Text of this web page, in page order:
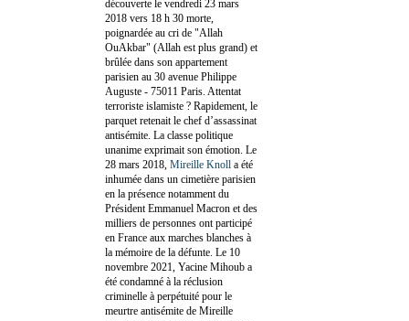
découverte le vendredi 23 mars
2018 vers 18 h 30 morte,
poignardée au cri de "Allah
OuAkbar" (Allah est plus grand) et
brûlée dans son appartement
parisien au 30 avenue Philippe
Auguste - 75011 Paris. Attentat
terroriste islamiste ? Rapidement, le
parquet retenait le chef d’assassinat
antisémite. La classe politique
unanime exprimait son émotion. Le
28 mars 2018, Mireille Knoll a été
inhumée dans un cimetière parisien
en la présence notamment du
Président Emmanuel Macron et des
milliers de personnes ont participé
en France aux marches blanches à
la mémoire de la défunte. Le 10
novembre 2021, Yacine Mihoub a
été condamné à la réclusion
criminelle à perpétuité pour le
meurtre antisémite de Mireille